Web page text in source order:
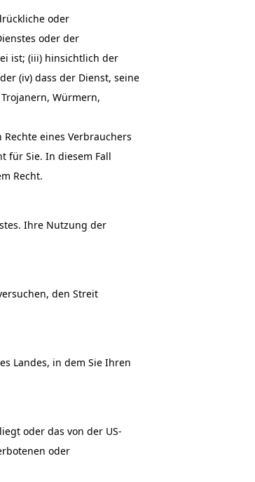
oder
oder der
ist; (iii) hinsichtlich der
(iv) dass der Dienst, seine
Würmern,
eines Verbrauchers
für Sie. In diesem Fall
Recht.
Ihre Nutzung der
den Streit
Landes, in dem Sie Ihren
oder das von der US-
oder